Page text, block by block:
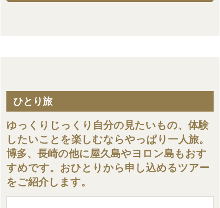
ひとり旅
ゆっくりじっくり自分の見たいもの、体験
したいことを楽しむならやっぱり一人旅。
博多、長崎の他に屋久島やヨロン島もおす
すめです。おひとりから申し込めるツアー
をご紹介します。